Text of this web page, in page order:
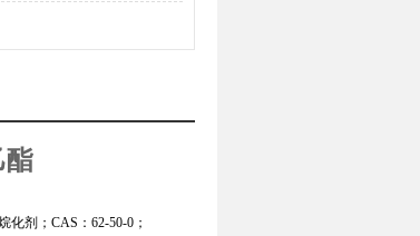
酯
化剂 ； CAS： 62-50-0 ；